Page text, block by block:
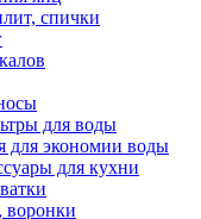
спички
для воды
для экономии воды
для кухни
воронки